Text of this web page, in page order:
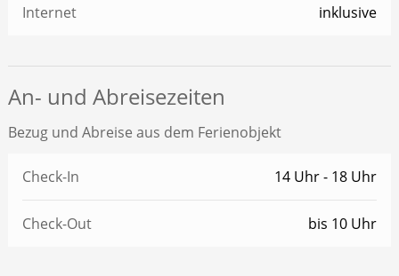
Internet inklusive
An- und Abreisezeiten
Bezug und Abreise aus dem Ferienobjekt
Check-In 14 Uhr - 18 Uhr
Check-Out bis 10 Uhr